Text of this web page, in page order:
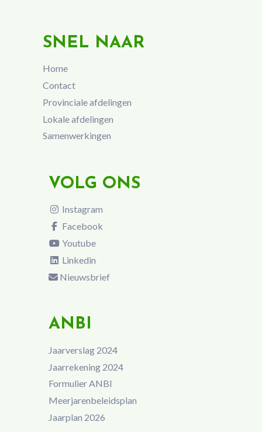
SNEL NAAR
Home
Contact
Provinciale afdelingen
Lokale afdelingen
Samenwerkingen
VOLG ONS
Instagram
Facebook
Youtube
Linkedin
Nieuwsbrief
ANBI
Jaarverslag 2024
Jaarrekening 2024
Formulier ANBI
Meerjarenbeleidsplan
Jaarplan 2026